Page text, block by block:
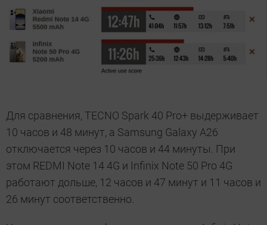
Для сравнения, TECNO Spark 40 Pro+ выдерживает
10 часов и 48 минут, а Samsung Galaxy A26
отключается через 10 часов и 44 минуты. При
этом REDMI Note 14 4G и Infinix Note 50 Pro 4G
работают дольше, 12 часов и 47 минут и 11 часов и
26 минут соответственно.